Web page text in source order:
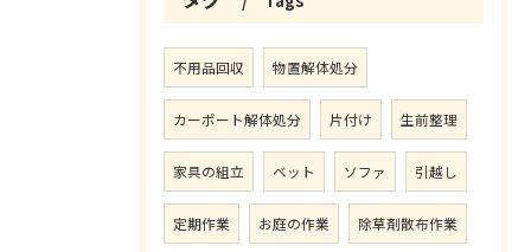
不用品回収 物置解体処分
カーポート解体処分 片付け 生前整理
家具の組立 ベット ソファ 引越し
定期作業 お庭の作業 除草剤散布作業